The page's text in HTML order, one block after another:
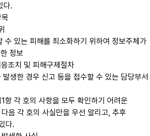
다.
수 있는 피해를 최소화하기 위하여 정보주체가
정보
조치 및 피해구제절차
생한 경우 신고 등을 접수할 수 있는 담당부서
각 호의 사항을 모두 확인하기 어려운
음 각 호의 사실만을 우선 알리고, 추후
다.